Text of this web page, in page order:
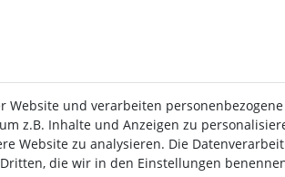
Website und verarbeiten personenbezogene
z.B. Inhalte und Anzeigen zu
Website zu analysieren. Die
die wir in den Einstellungen